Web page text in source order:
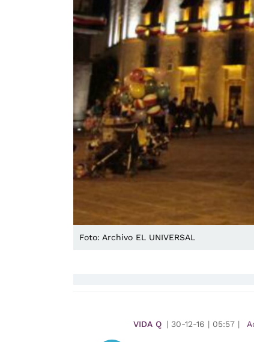
Foto: Archivo EL UNIVERSAL
VIDA Q | 30-12-16 | 05:57 |